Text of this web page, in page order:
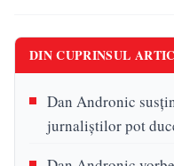
DIN CUPRINSUL
Dan Andronic
jurnaliștilor pot